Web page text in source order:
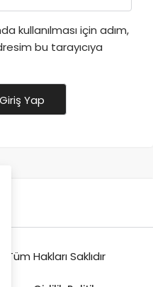
kullanılması için adım,
bu tarayıcıya
Giriş Yap
Hakları Saklıdır